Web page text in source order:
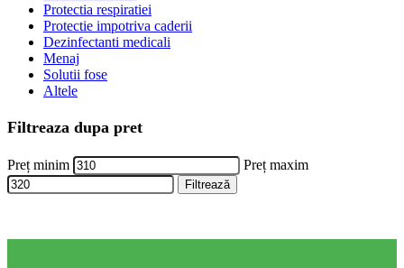
Protectia respiratiei
Protectie impotriva caderii
Dezinfectanti medicali
Menaj
Solutii fose
Altele
Filtreaza dupa pret
Preț minim Preț maxim
Filtrează